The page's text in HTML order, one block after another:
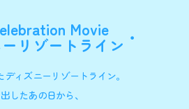
Movie
リゾートライン
ディズニーリゾートライン。
したあの日から、